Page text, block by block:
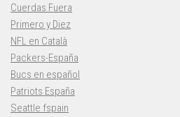
Cuerdas Fuera
Primero y Diez
NFL en Català
Packers-España
Bucs en español
Patriots España
Seattle fspain